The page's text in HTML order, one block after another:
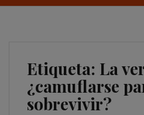
Etiqueta: La
¿camuflarse
sobrevivir?